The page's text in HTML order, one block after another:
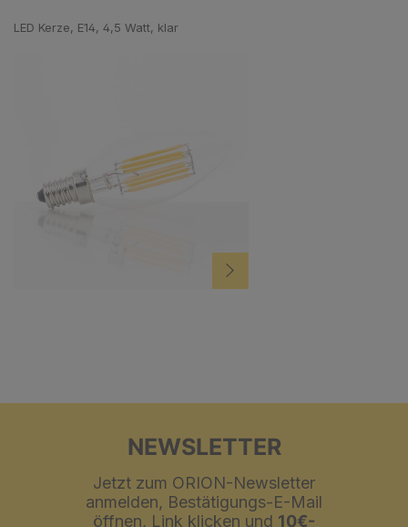
LED Kerze, E14, 4,5 Watt, klar
NEWSLETTER
Jetzt zum ORION-Newsletter
anmelden, Bestätigungs-E-Mail
öffnen, Link klicken und 10€-